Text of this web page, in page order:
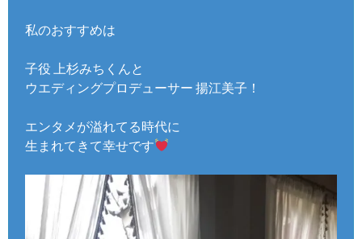
私のおすすめは
子役 上杉みちくんと
ウエディングプロデューサー 揚江美子！
エンタメが溢れてる時代に
生まれてきて幸せです